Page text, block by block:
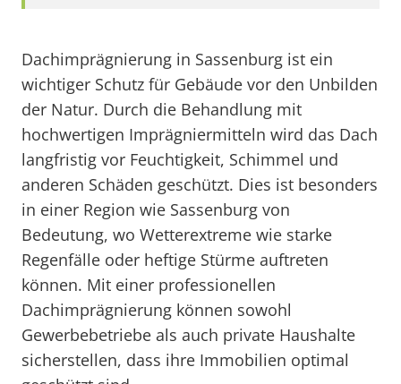
Dachimprägnierung in Sassenburg ist ein
wichtiger Schutz für Gebäude vor den Unbilden
der Natur. Durch die Behandlung mit
hochwertigen Imprägniermitteln wird das Dach
langfristig vor Feuchtigkeit, Schimmel und
anderen Schäden geschützt. Dies ist besonders
in einer Region wie Sassenburg von
Bedeutung, wo Wetterextreme wie starke
Regenfälle oder heftige Stürme auftreten
können. Mit einer professionellen
Dachimprägnierung können sowohl
Gewerbebetriebe als auch private Haushalte
sicherstellen, dass ihre Immobilien optimal